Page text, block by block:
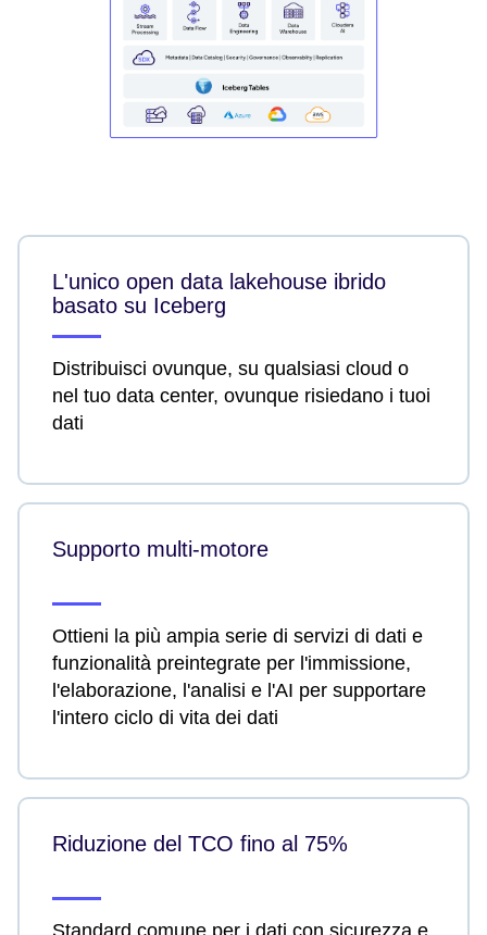
L'unico open data lakehouse ibrido
basato su Iceberg
Distribuisci ovunque, su qualsiasi cloud o
nel tuo data center, ovunque risiedano i tuoi
dati
Supporto multi-motore
Ottieni la più ampia serie di servizi di dati e
funzionalità preintegrate per l'immissione,
l'elaborazione, l'analisi e l'AI per supportare
l'intero ciclo di vita dei dati
Riduzione del TCO fino al 75%